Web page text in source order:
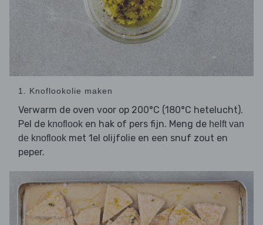
1. Knoflookolie maken
Verwarm de oven voor op 200°C (180°C hetelucht).
Pel de knoflook en hak of pers fijn. Meng de helft van
de knoflook met 1el olijfolie en een snuf zout en
peper.